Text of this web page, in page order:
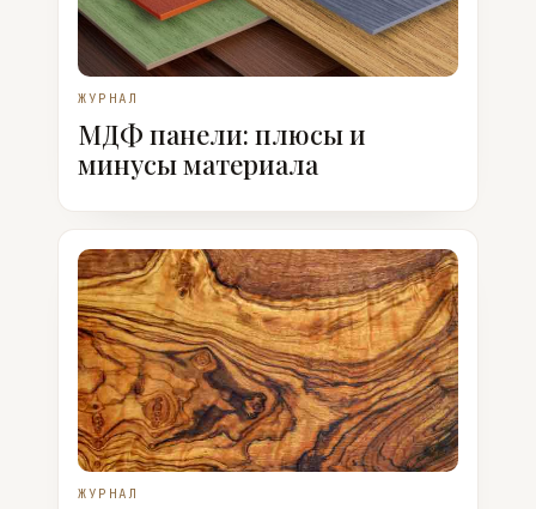
ЖУРНАЛ
МДФ панели: плюсы и
минусы материала
ЖУРНАЛ